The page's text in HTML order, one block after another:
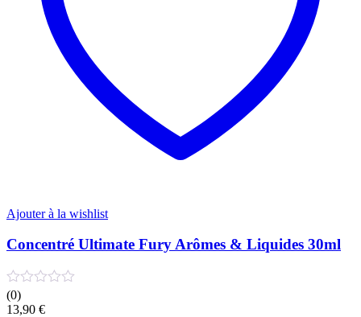
Ajouter à la wishlist
Concentré Ultimate Fury Arômes & Liquides 30ml
(0)
13,90 €